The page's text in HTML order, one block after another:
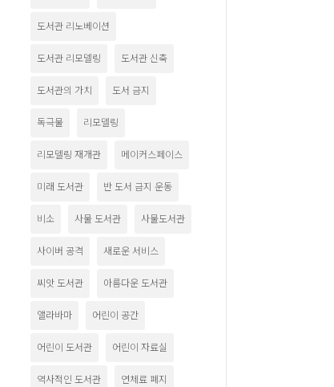
도서관 리노베이션
도서관 리모델링 도서관 신축
도서관의 가치 도서 금지
독극물 리모델링
리모델링 재개관 메이커스페이스
미래 도서관 반 도서 금지 운동
비소 사물 도서관 사물도서관
사이버 공격 새로운 서비스
씨앗 도서관 아름다운 도서관
앨라바마 어린이 공간
어린이 도서관 어린이 자료실
역사적인 도서관 연체료 폐지